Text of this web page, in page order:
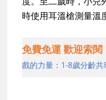
時使用耳溫槍測量溫
免費免運 歡迎索閱
戲的力量：1-8歲分齡共